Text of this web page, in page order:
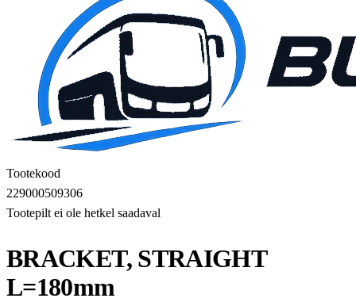
Tootekood
229000509306
Tootepilt ei ole hetkel saadaval
BRACKET, STRAIGHT
L=180mm